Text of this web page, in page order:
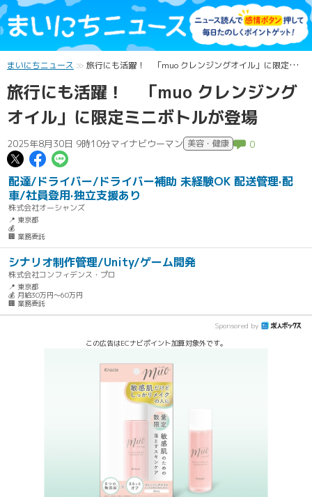
まいにちニュース 旅行にも活躍！ 「muo クレンジングオイル」に限定ミニボトルが登場
旅行にも活躍！ 「muo クレンジング
オイル」に限定ミニボトルが登場
2025年8月30日 9時10分マイナビウーマン 美容・健康 0
この記事についてポスト
この記事についてFacebookでシェ
配達/ドライバー/ドライバー補助 未経験OK 配送管理·配
車/社員登用·独立支援あり
株式会社オーシャンズ
📍 東京都
💰
🏢 業務委託
シナリオ制作管理/Unity/ゲーム開発
株式会社コンフィデンス・プロ
📍 東京都
💰 月給30万円～60万円
🏢 業務委託
Sponsored by
この広告はECナビポイント加算対象外です。